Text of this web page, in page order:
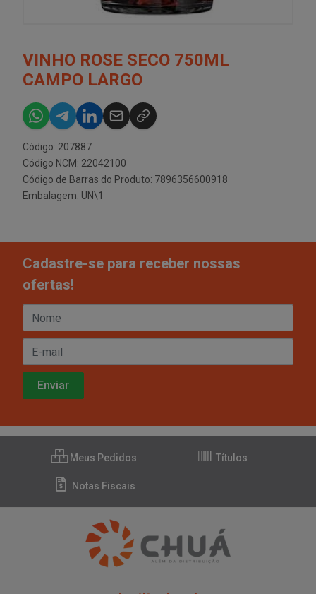
VINHO ROSE SECO 750ML
CAMPO LARGO
Código: 207887
Código NCM: 22042100
Código de Barras do Produto: 7896356600918
Embalagem: UN\1
Cadastre-se para receber nossas
ofertas!
Meus Pedidos Títulos
Notas Fiscais